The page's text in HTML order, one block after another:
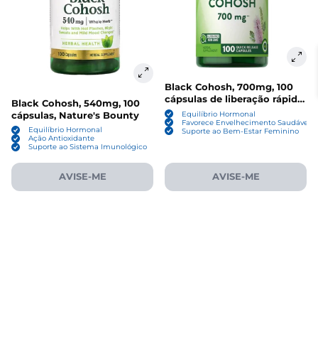
Black Cohosh, 540mg, 100
cápsulas, Nature's Bounty
Equilíbrio Hormonal
Ação Antioxidante
Suporte ao Sistema Imunológico
AVISE-ME
Black Cohosh, 700mg, 100
cápsulas de liberação rápida,
Nature's Truth
Equilíbrio Hormonal
Favorece Envelhecimento Saudável
Suporte ao Bem-Estar Feminino
AVISE-ME